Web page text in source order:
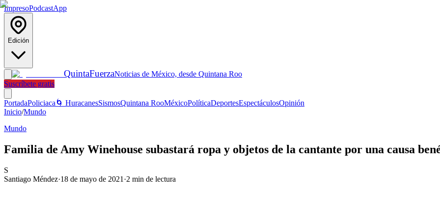
ImpresoPodcastApp
Edición
QuintaFuerzaNoticias de México, desde Quintana Roo
Suscríbete gratis
PortadaPoliciaca 🌀 HuracanesSismosQuintana RooMéxicoPolíticaDeportesEspectáculosOpinión
Inicio/Mundo
Mundo
Familia de Amy Winehouse subastará ropa y objetos de la cantante por una causa
S
Santiago Méndez·18 de mayo de 2021 ·2 min de lectura